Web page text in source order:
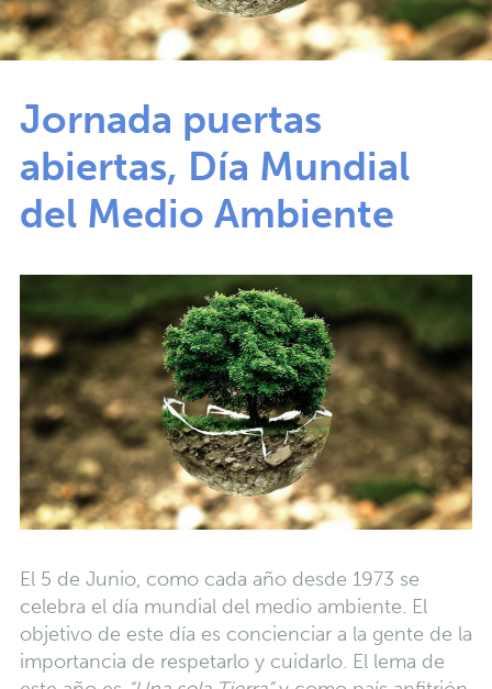
Jornada puertas
abiertas, Día Mundial
del Medio Ambiente
El 5 de Junio, como cada año desde 1973 se
celebra el día mundial del medio ambiente. El
objetivo de este día es concienciar a la gente de la
importancia de respetarlo y cuidarlo. El lema de